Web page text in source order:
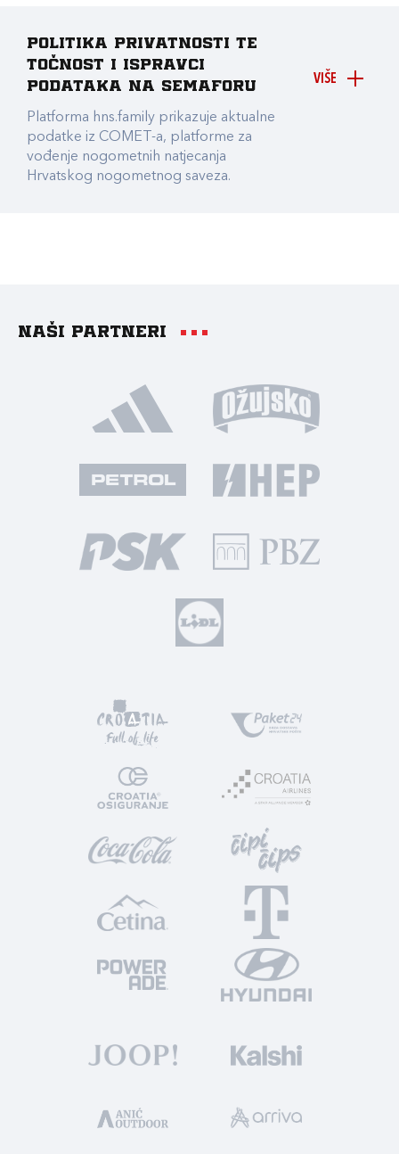
VIŠE
Politika privatnosti te
točnost i ispravci
podataka na Semaforu
Platforma hns.family prikazuje aktualne
podatke iz COMET-a, platforme za
vođenje nogometnih natjecanja
Hrvatskog nogometnog saveza.
Naši partneri